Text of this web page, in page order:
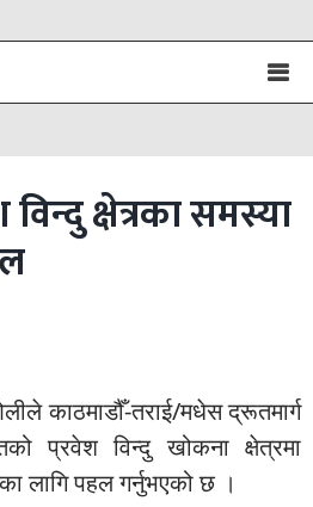
विन्दु क्षेत्रका समस्या
काठमाडौँ-तराई/मधेस द्रूतमार्ग
प्रवेश विन्दु खोकना क्षेत्रमा
लागि पहल गर्नुभएको छ ।